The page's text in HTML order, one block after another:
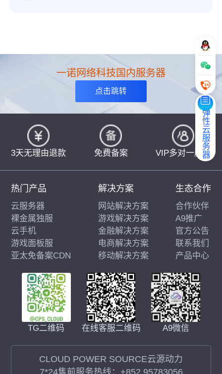
弹性云服务器
一诺网络科技国内服务器
点击跳转
3天无理由退款 免费备案 VIP多对一服务
TG二维码 在线客服二维码 A9微信
CLOUD POWER SOURCE云源动力
7*24售前服务热线： +852 95783056
热门产品
云服务器
裸金属独服
云手机
游戏面板服
亚太免备案CDN
解决方案
网站解决方案
游戏解决方案
金融解决方案
电商解决方案
移动解决方案
生态合作
合作伙伴
A9推广
官方公告
联系我们
产品中心